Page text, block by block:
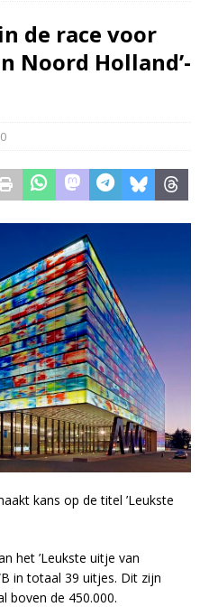
de race voor
Noord Holland’-
0
kans op de titel ’Leukste
het ’Leukste uitje van
in totaal 39 uitjes. Dit zijn
boven de 450.000.